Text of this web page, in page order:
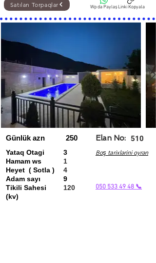
Wp da PaylaşLinki Kopyala
Satılan Torpaqlar
Günlük azn
Yataq Otagi
Hamam ws
Heyet ( Sotla )
Adam sayı
Tikili Sahesi
(kv)
250
3
Elan No: 510
Boş tarixlərini oyrən
1
4
9
120
050 533 49 48 📞